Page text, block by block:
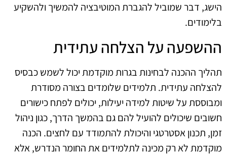
הישג, דבר שמוביל להגברת המוטיבציה להמשיך ולהשקיע
בלימודים.
ההשפעה על הצלחה עתידית
תהליך ההכנה לבחינות בגרות מוקדמת יכול לשמש כבסיס
להצלחה עתידית. תלמידים שלומדים בצורה מסודרת
ומבוססת על שיטות למידה יעילות, יכולים לפתח כישורים
חשובים שיכולים להועיל להם גם בהמשך הדרך, כגון ניהול
זמן, תכנון אסטרטגי והיכולת להתמודד עם לחצים. הכנה
מוקדמת לא רק מכינה לתלמידים את החומר הנדרש, אלא